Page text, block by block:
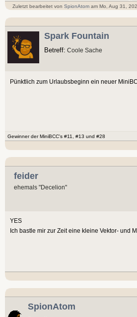
Zuletzt bearbeitet von SpionAtomam Mo, Aug 31,
Spark Fountain
Betreff: Coole Sache
Pünktlich zum Urlaubsbeginn ein neuer
Gewinner der MiniBCC's #11, #13 und #28
feider
ehemals "Decelion"
YES
Ich bastle mir zur Zeit eine kleine Vektor- und
SpionAtom